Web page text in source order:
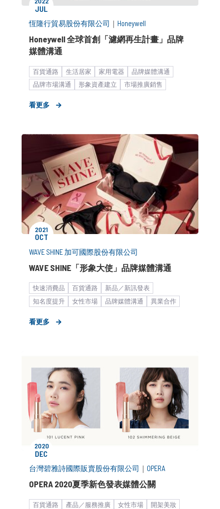
JUL
恆隆行貿易股份有限公司 ｜ Honeywell
Honeywell 全球首創「濾網再生計畫」品牌
媒體溝通
百貨通路 生活居家 家用電器
品牌媒體溝通
品牌市場溝通
形象資產建立
市場推廣銷售
看更多
2021
OCT
WAVE SHINE 加可國際股份有限公司
WAVE SHINE「形象大使」品牌媒體溝通
快速消費品 百貨通路
新品／新訊發表
知名度提升
女性市場 品牌媒體溝通
異業合作
看更多
2020
DEC
台灣碧雅詩國際販賣股份有限公司 ｜ OPERA
OPERA 2020夏季新色發表媒體公關
百貨通路 產品／服務推廣 女性市場
開架美妝